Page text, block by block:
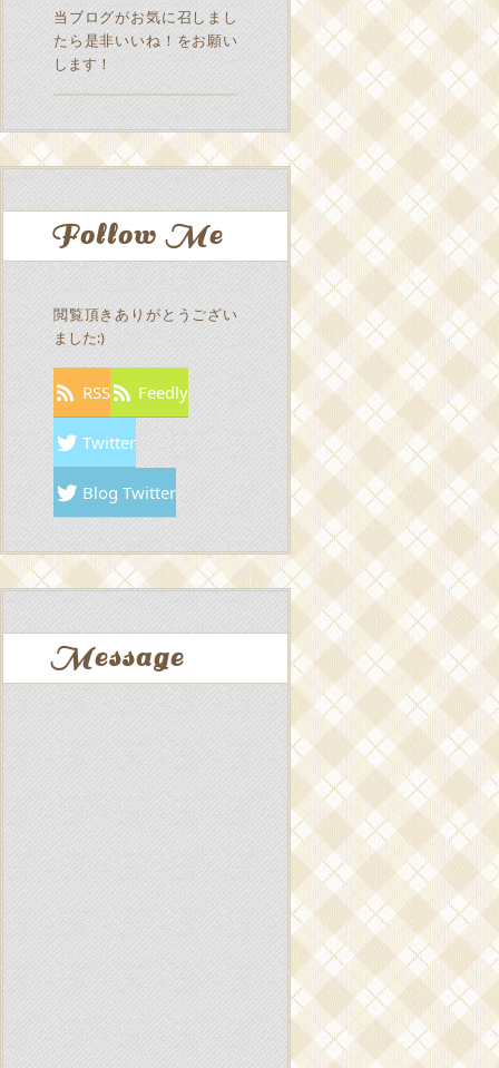
当ブログがお気に召しまし
たら是非いいね！をお願い
します！
Follow Me
閲覧頂きありがとうござい
ました:)
RSS Feedly
Twitter
Blog Twitter
Message